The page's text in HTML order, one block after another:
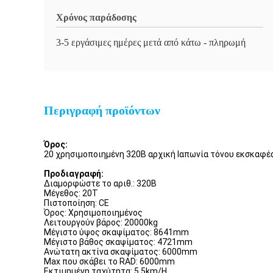
Χρόνος παράδοσης
3-5 εργάσιμες ημέρες μετά από κάτω - πληρωμή
Περιγραφή προϊόντων
Όρος:
20 χρησιμοποιημένη 320B αρχική Ιαπωνία τόνου
Προδιαγραφή:
Διαμορφώστε το αριθ.: 320B
Μέγεθος: 20T
Πιστοποίηση: CE
Όρος: Χρησιμοποιημένος
Λειτουργούν βάρος: 20000kg
Μέγιστο ύψος σκαψίματος: 8641mm
Μέγιστο βάθος σκαψίματος: 4721mm
Ανώτατη ακτίνα σκαψίματος: 6000mm
Max που σκάβει το RAD: 6000mm